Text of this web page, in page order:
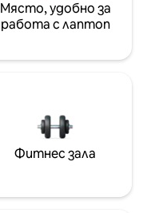
Място, удобно за
работа с лаптоп
Фитнес зала